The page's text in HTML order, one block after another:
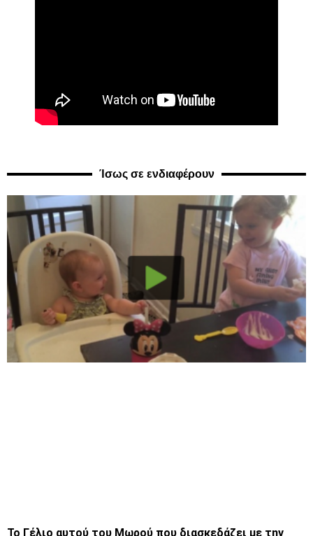
Ίσως σε ενδιαφέρουν
Το Γέλιο αυτού του Μωρού που διασκεδάζει με την